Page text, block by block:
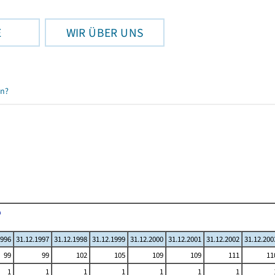
WIR ÜBER UNS
31.12.1997 31.12.1998 31.12.1999 31.12.2000 31.12.2001 31.12.2002
99 99 102 105 109 109 111
1 1 1 1 1 1 1